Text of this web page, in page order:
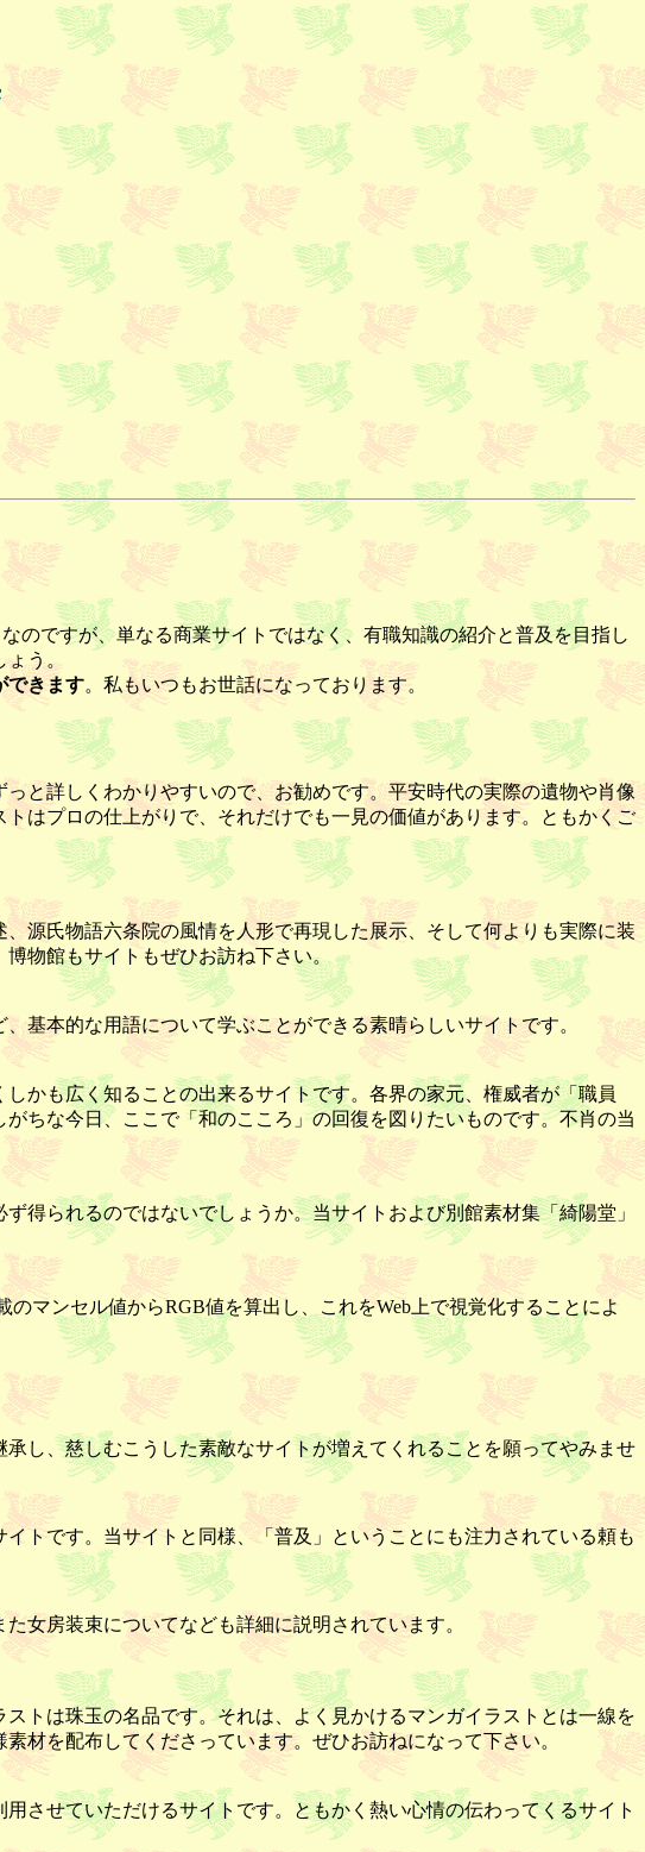
のですが、単なる商業サイトではなく、有職知識の紹介と普及を目指し
う。
できます。私もいつもお世話になっております。
と詳しくわかりやすいので、お勧めです。平安時代の実際の遺物や肖像
はプロの仕上がりで、それだけでも一見の価値があります。ともかくご
源氏物語六条院の風情を人形で再現した展示、そして何よりも実際に装
物館もサイトもぜひお訪ね下さい。
基本的な用語について学ぶことができる素晴らしいサイトです。
も広く知ることの出来るサイトです。各界の家元、権威者が「職員
ちな今日、ここで「和のこころ」の回復を図りたいものです。不肖の当
得られるのではないでしょうか。当サイトおよび別館素材集「綺陽堂」
マンセル値からRGB値を算出し、これをWeb上で視覚化することによ
し、慈しむこうした素敵なサイトが増えてくれることを願ってやみませ
トです。当サイトと同様、「普及」ということにも注力されている頼も
女房装束についてなども詳細に説明されています。
トは珠玉の名品です。それは、よく見かけるマンガイラストとは一線を
材を配布してくださっています。ぜひお訪ねになって下さい。
させていただけるサイトです。ともかく熱い心情の伝わってくるサイト